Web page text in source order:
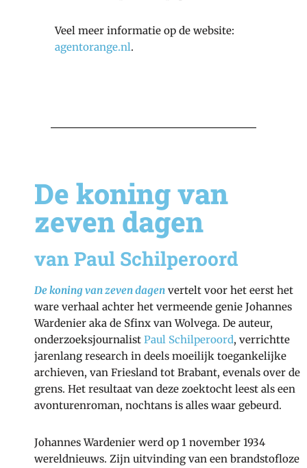
Veel meer informatie op de website:
agentorange.nl.
De koning van
zeven dagen
van Paul Schilperoord
De koning van zeven dagen vertelt voor het eerst het
ware verhaal achter het vermeende genie Johannes
Wardenier aka de Sfinx van Wolvega. De auteur,
onderzoeksjournalist Paul Schilperoord, verrichtte
jarenlang research in deels moeilijk toegankelijke
archieven, van Friesland tot Brabant, evenals over de
grens. Het resultaat van deze zoektocht leest als een
avonturenroman, nochtans is alles waar gebeurd.
Johannes Wardenier werd op 1 november 1934
wereldnieuws. Zijn uitvinding van een brandstofloze